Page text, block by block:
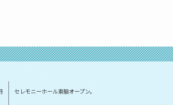
セレモニーホール東脇オープン。